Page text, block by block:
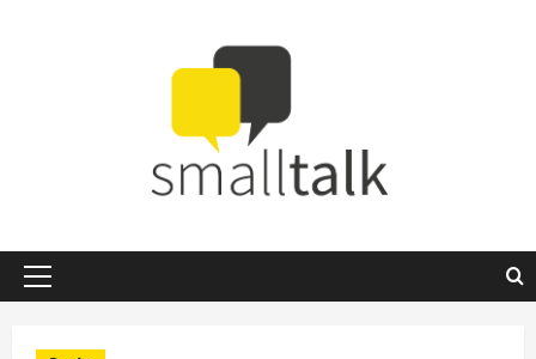
Primäres